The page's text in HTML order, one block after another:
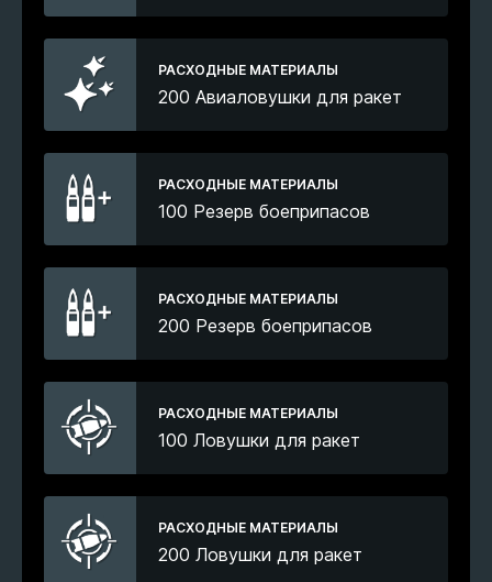
РАСХОДНЫЕ МАТЕРИАЛЫ
200 Авиаловушки для ракет
РАСХОДНЫЕ МАТЕРИАЛЫ
100 Резерв боеприпасов
РАСХОДНЫЕ МАТЕРИАЛЫ
200 Резерв боеприпасов
РАСХОДНЫЕ МАТЕРИАЛЫ
100 Ловушки для ракет
РАСХОДНЫЕ МАТЕРИАЛЫ
200 Ловушки для ракет